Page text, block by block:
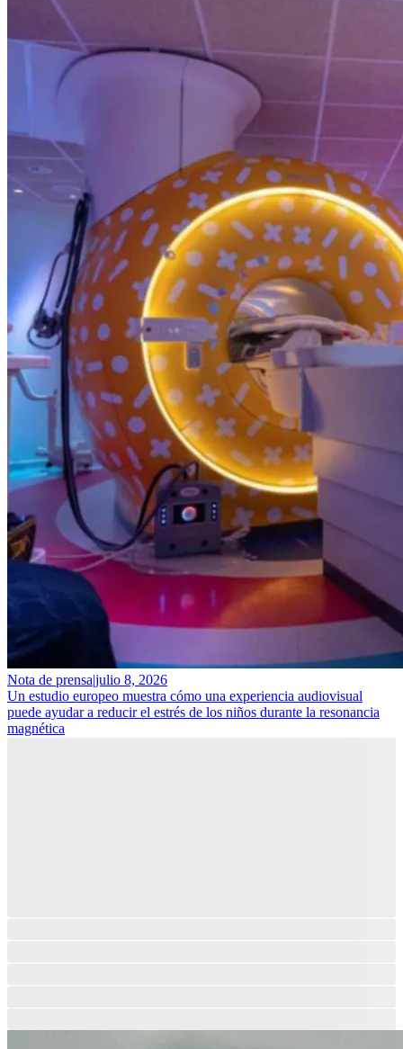
Nota de prensa|julio 8, 2026
Un estudio europeo muestra cómo una experiencia audiovisual
puede ayudar a reducir el estrés de los niños durante la resonancia
magnética